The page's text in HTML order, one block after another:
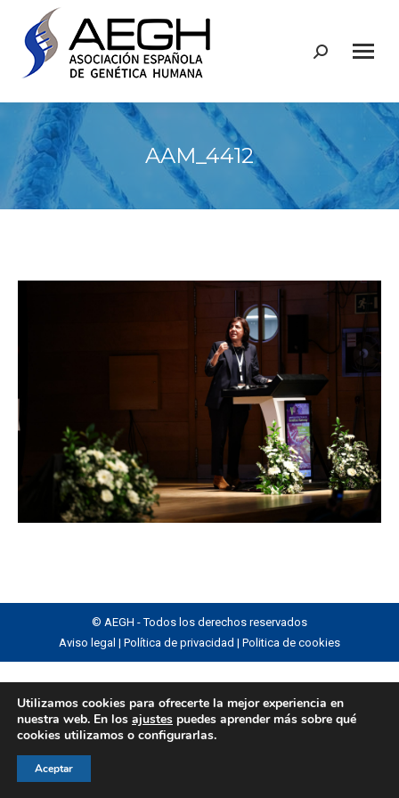
Buscar:
AAM_4412
© AEGH - Todos los derechos reservados
Aviso legal | Política de privacidad | Politica de cookies
Utilizamos cookies para ofrecerte la mejor experiencia en
nuestra web. En los ajustes puedes aprender más sobre qué
cookies utilizamos o configurarlas.
Aceptar